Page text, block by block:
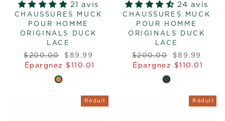
21 avis
CHAUSSURES MUCK
POUR HOMME
ORIGINALS DUCK
LACE
Prix
régulier
$200.00
Prix
réduit
$89.99
Épargnez $110.01
24 avis
CHAUSSURES MUCK
POUR HOMME
ORIGINALS DUCK
LACE
Prix
régulier
$200.00
Prix
réduit
$89.99
Épargnez $110.01
Réduit Réduit